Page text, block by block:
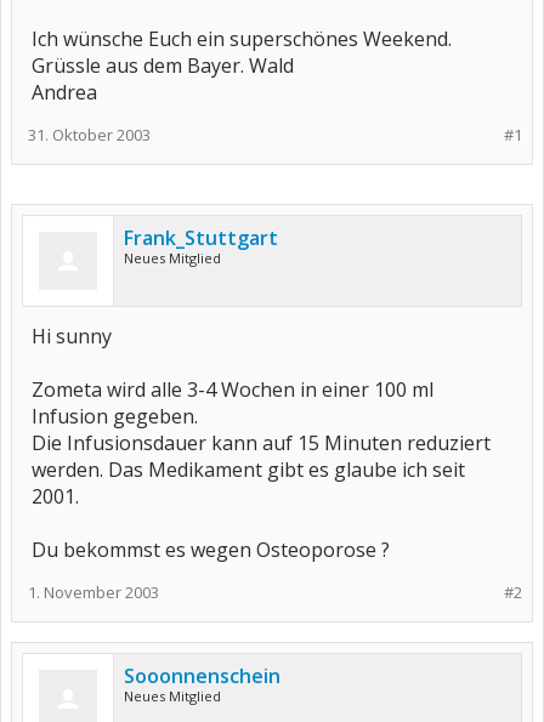
Ich wünsche Euch ein superschönes Weekend.
Grüssle aus dem Bayer. Wald
Andrea
#1
31. Oktober 2003
Frank_Stuttgart
Neues Mitglied
Hi sunny
Zometa wird alle 3-4 Wochen in einer 100 ml
Infusion gegeben.
Die Infusionsdauer kann auf 15 Minuten reduziert
werden. Das Medikament gibt es glaube ich seit
2001.
Du bekommst es wegen Osteoporose ?
#2
1. November 2003
Sooonnenschein
Neues Mitglied